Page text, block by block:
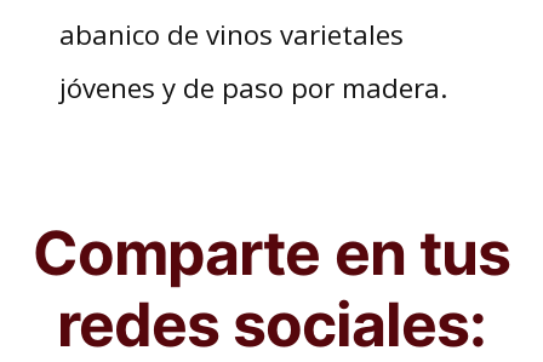
abanico de vinos varietales
jóvenes y de paso por madera.
Comparte en tus
redes sociales: